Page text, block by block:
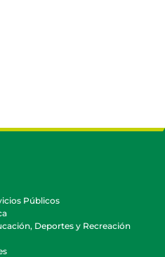
Públicos
Deportes y Recreación